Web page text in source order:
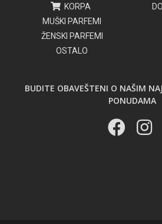
KORPA
MUŠKI PARFEMI
ŽENSKI PARFEMI
OSTALO
BUDITE OBAVEŠTENI O NAŠIM
PONUDAMA